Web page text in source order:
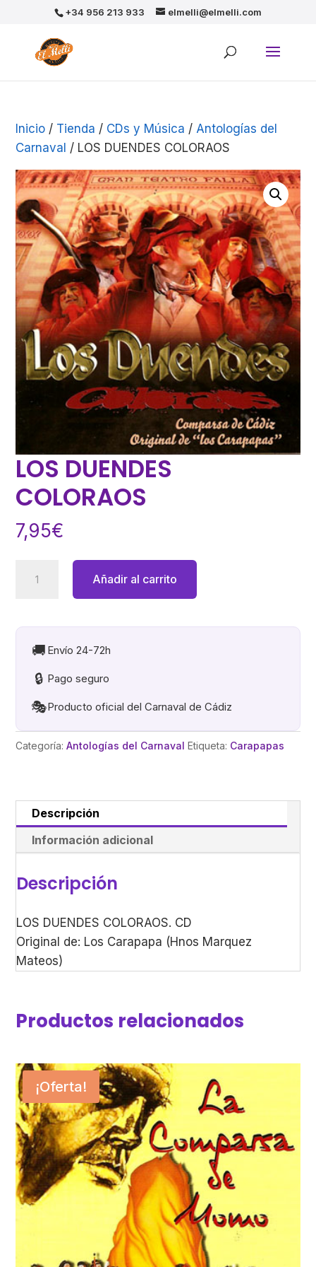
+34 956 213 933 elmelli@elmelli.com
Inicio / Tienda / CDs y Música / Antologías del
Carnaval / LOS DUENDES COLORAOS
LOS DUENDES
COLORAOS
7,95€
DUENDES
cantidad
Añadir al carrito
🚚 Envío 24-72h
🔒 Pago seguro
🎭Producto oficial del Carnaval de Cádiz
Categoría:Antologías del Carnaval Etiqueta: Carapapas
Descripción
Información adicional
Descripción
LOS DUENDES COLORAOS. CD
Original de: Los Carapapa (Hnos Marquez
Mateos)
Productos relacionados
¡Oferta!